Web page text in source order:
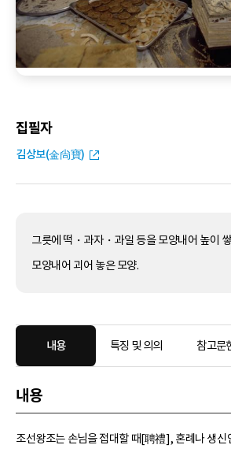
집필자
김상보(金尙寶)
그릇에 떡・과자・과일 등을 모양내어 높이
모양내어 괴어 놓은 모양.
내용 특징 및 의의 참고문
내용
조선왕조는 손님을 접대할 때[聘禮], 혼례나 생